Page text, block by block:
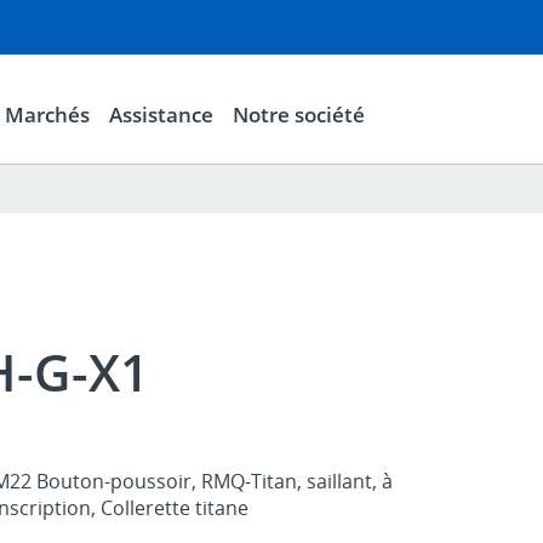
Marchés Assistance Notre société
G-X1
Bouton-poussoir, RMQ-Titan, saillant, à
Collerette titane